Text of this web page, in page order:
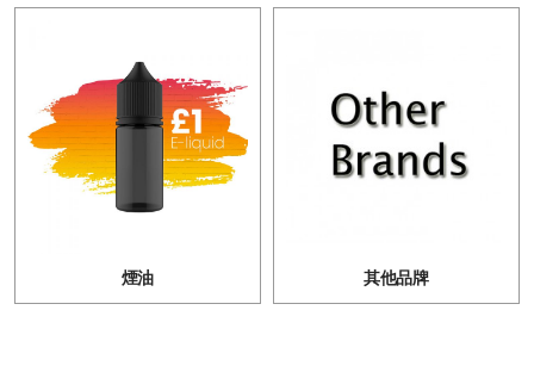
煙油 其他品牌